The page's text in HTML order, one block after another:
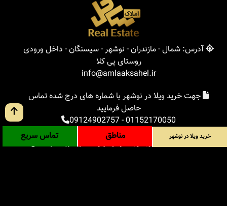
آدرس: شمال - مازندران - نوشهر - سیسنگان - داخل ورودی
روستای پی کلا
info@amlaaksahel.ir
جهت خرید ویلا در نوشهر با شماره های درج شده تماس
حاصل فرمایید
01152170050
-
09124902757
املاک ساحل
خرید ویلا در نوشهر
خرید ویلا در شمال
خرید ویلا در نوشهر مناطق تماس سریع